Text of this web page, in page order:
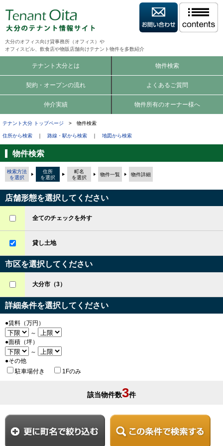
大分のオフィス向け貸事務所（オフィス）や
オフィスビル、飲食店や物販店舗向けテナント物件を多数紹介
テナント大分とは 物件検索
契約・オープンの流れ よくあるご質問
仲介実績 物件所有のオーナー様へ
テナント大分 トップページ > 物件検索
住所から検索 ｜ 路線・駅から検索 ｜ 地図から検索
物件検索
検索方法
を選択
住所
を選択
町名
を選択
物件一覧 物件詳細
店舗形態を選択してください
全てのチェックを外す
貸し土地
市区を選択してください
大分市（3）
詳細条件を選択してください
●賃料（万円）
～
●面積（坪）
～
●その他
駐車場付き
1Fのみ
該当物件数3件